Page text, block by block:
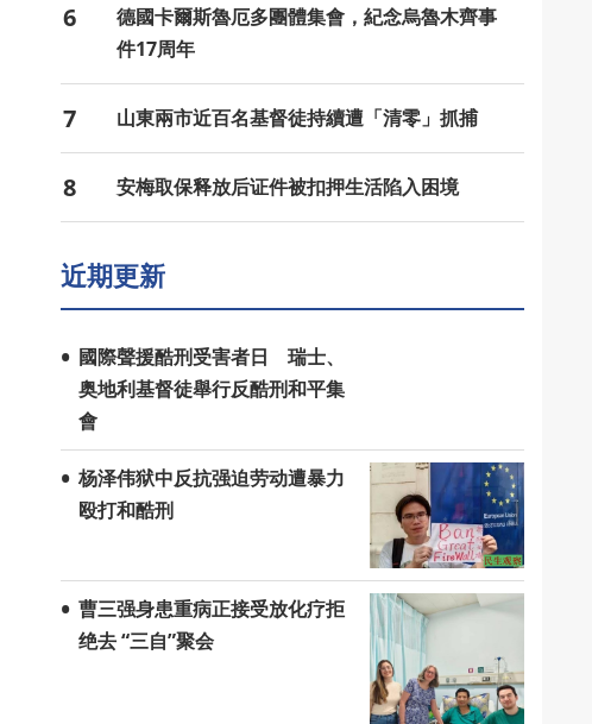
6
德國卡爾斯魯厄多團體集會，紀念烏魯木齊事
件17周年
7 山東兩市近百名基督徒持續遭「清零」抓捕
8 安梅取保释放后证件被扣押生活陷入困境
近期更新
國際聲援酷刑受害者日 瑞士、
奥地利基督徒舉行反酷刑和平集
會
杨泽伟狱中反抗强迫劳动遭暴力
殴打和酷刑
曹三强身患重病正接受放化疗拒
绝去 “三自”聚会